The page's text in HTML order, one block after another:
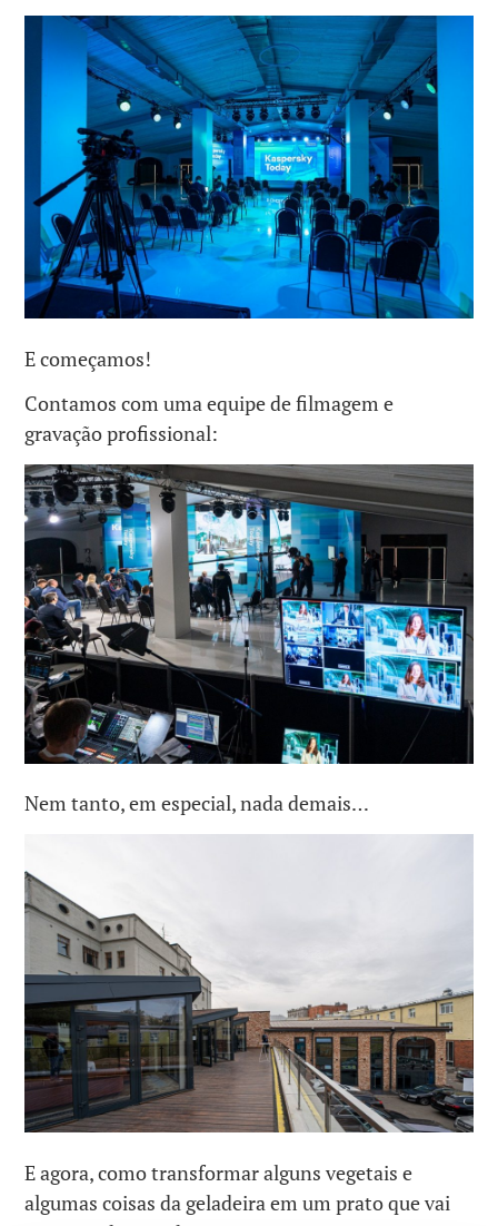
E começamos!
Contamos com uma equipe de filmagem e
gravação profissional:
Nem tanto, em especial, nada demais…
E agora, como transformar alguns vegetais e
algumas coisas da geladeira em um prato que vai